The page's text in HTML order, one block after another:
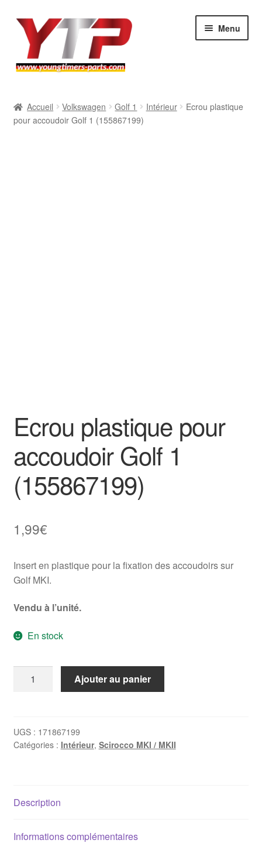
Aller
navigation
Aller
contenu
Menu
BMW
Accueil Volkswagen Golf 1 Intérieur
Ecrou plastique
pour accoudoir Golf 1 (155867199)
Ecrou plastique pour
accoudoir Golf 1
(155867199)
1,99€
Insert en plastique pour la fixation des accoudoirs sur
Golf MKI.
Vendu à l’unité.
En stock
pour
accoudoir
Ajouter au panier
UGS : 171867199
Catégories : Intérieur, Scirocco MKI / MKII
Description
Informations complémentaires